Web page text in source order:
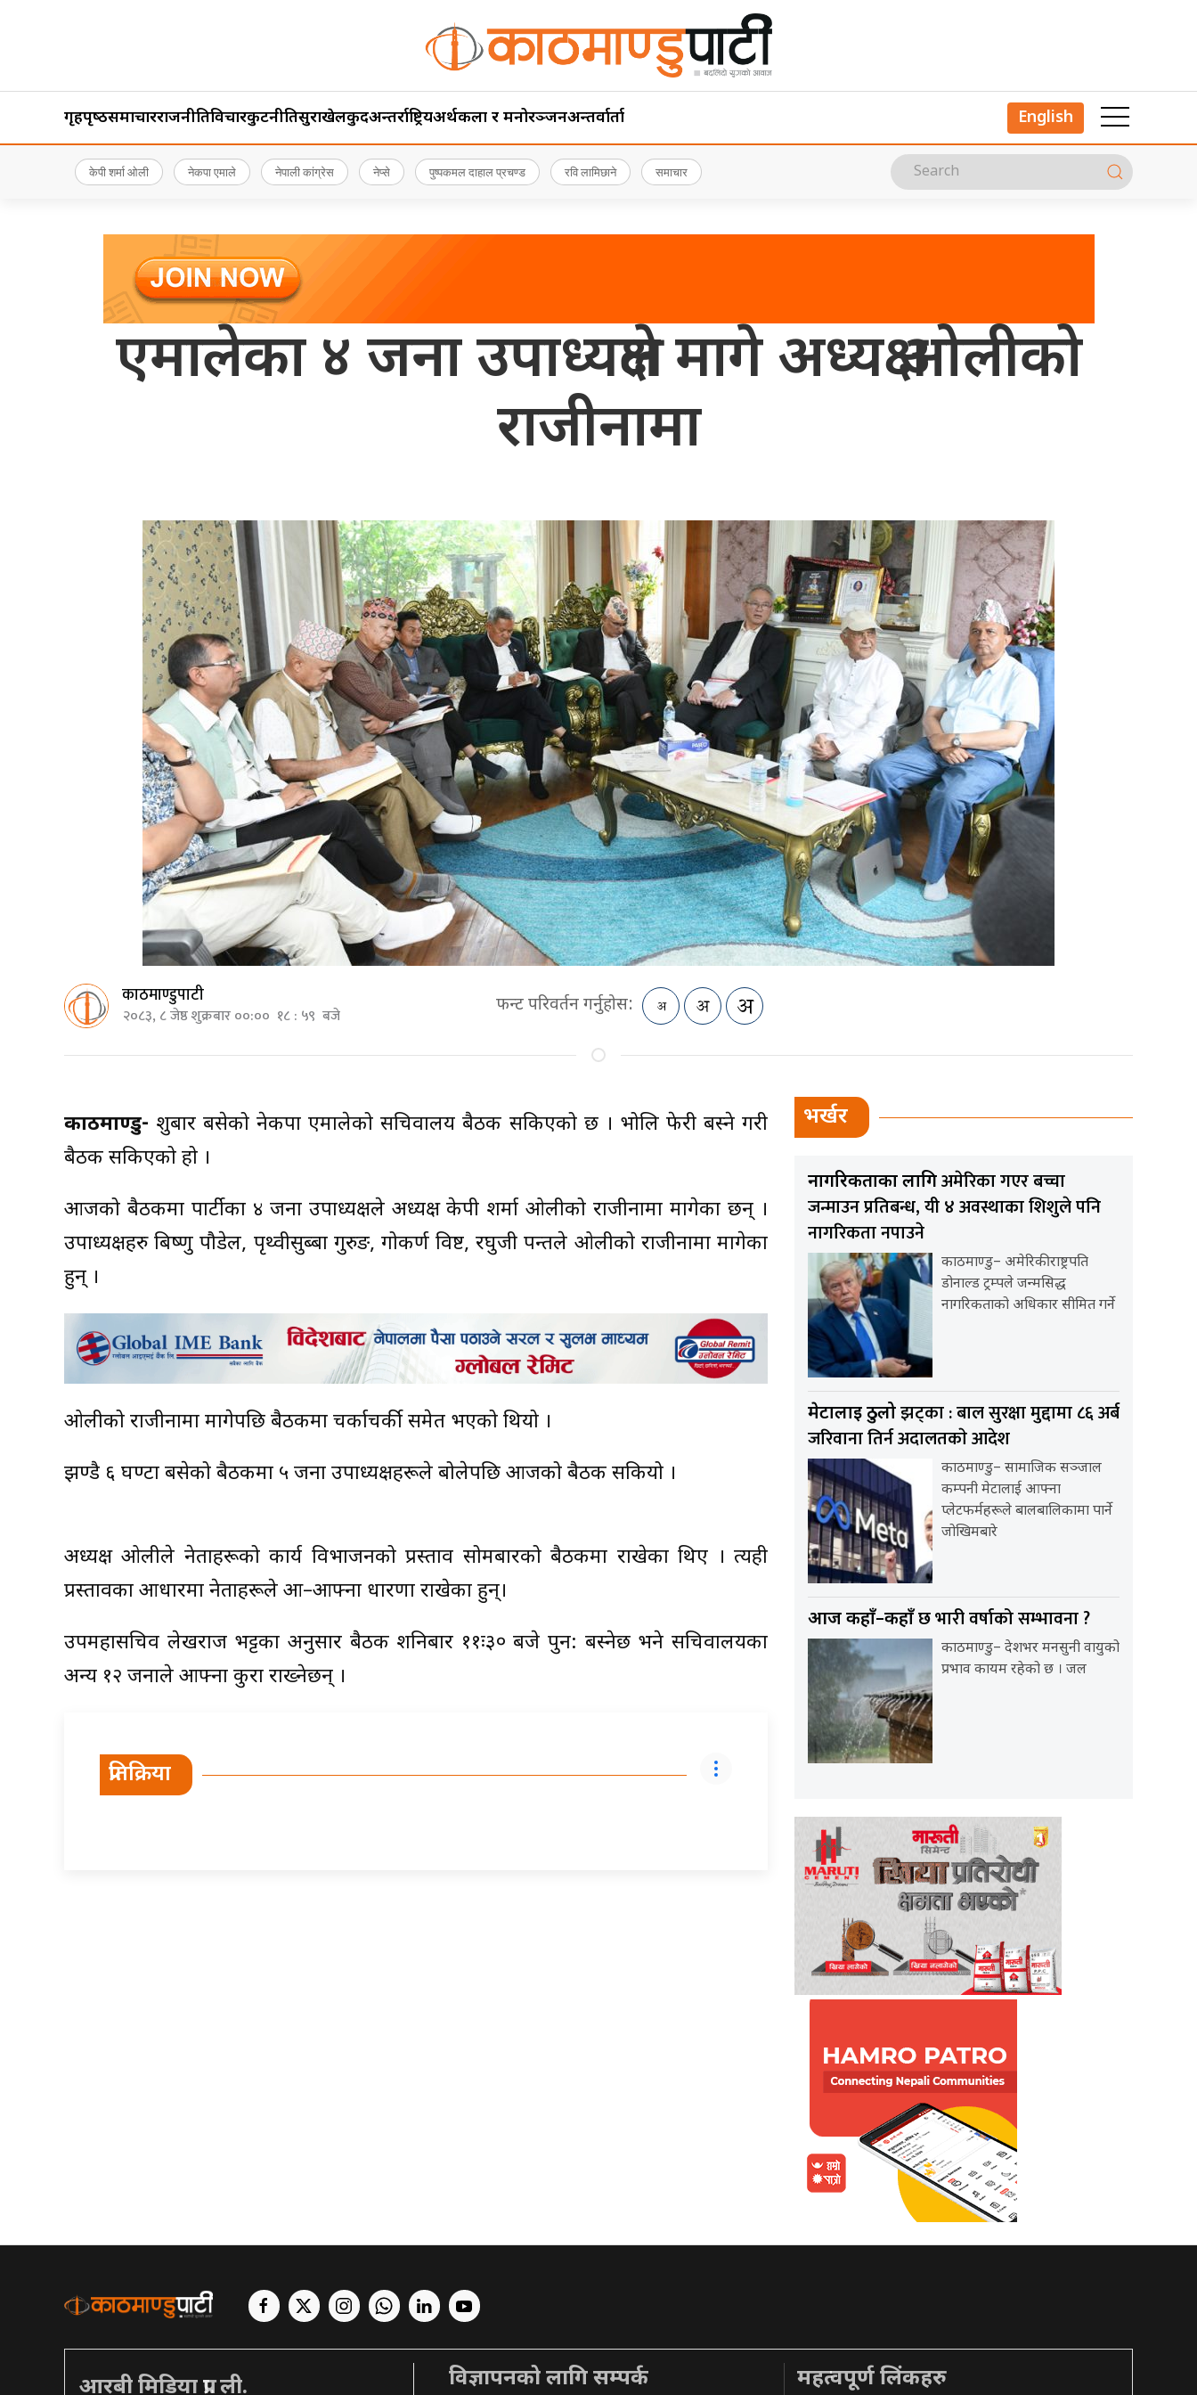
गृहपृष्‍ठसमाचारराजनीतिविचारकुटनीतिसुरक्षाखेलकुदअन्तर्राष्ट्रियअर्थकला र मनोरञ्जनअन्तर्वार्ता English
केपी शर्मा ओली नेकपा एमाले नेपाली कांग्रेस नेप्से पुष्पकमल दाहाल प्रचण्ड रवि लामिछाने समाचार
एमालेका ४ जना उपाध्यक्षले मागे अध्यक्ष ओलीको
राजीनामा
काठमाण्डुपाटी
२०८३, ८ जेष्ठ शुक्रबार ००:०० १८ : ५९ बजे फन्ट परिवर्तन गर्नुहोस:
काठमाण्डु- शुक्रबार बसेको नेकपा एमालेको सचिवालय बैठक सकिएको छ । भोलि फेरी बस्ने गरी
बैठक सकिएको हो ।
आजको बैठकमा पार्टीका ४ जना उपाध्यक्षले अध्यक्ष केपी शर्मा ओलीको राजीनामा मागेका छन् ।
उपाध्यक्षहरु बिष्णु पौडेल, पृथ्वीसुब्बा गुरुङ, गोकर्ण विष्ट, रघुजी पन्तले ओलीको राजीनामा मागेका
हुन् ।
ओलीको राजीनामा मागेपछि बैठकमा चर्काचर्की समेत भएको थियो ।
झण्डै ६ घण्टा बसेको बैठकमा ५ जना उपाध्यक्षहरूले बोलेपछि आजको बैठक सकियो ।
अध्यक्ष ओलीले नेताहरूको कार्य विभाजनको प्रस्ताव सोमबारको बैठकमा राखेका थिए । त्यही
प्रस्तावका आधारमा नेताहरूले आ–आफ्ना धारणा राखेका हुन्।
उपमहासचिव लेखराज भट्टका अनुसार बैठक शनिबार ११ः३० बजे पुन: बस्नेछ भने सचिवालयका
अन्य १२ जनाले आफ्ना कुरा राख्नेछन् ।
प्रतिक्रिया
भर्खर
नागरिकताका लागिअमेरिका गएर बच्चा
जन्माउन प्रतिबन्ध, यी ४ अवस्थाका शिशुले पनि
नागरिकता नपाउने
काठमाण्डु– अमेरिकी राष्ट्रपति
डोनाल्ड ट्रम्पले जन्मसिद्ध
नागरिकताको अधिकार सीमित गर्ने
मेटालाई ठुलोझट्का : बाल सुरक्षा मुद्दामा ८६ अर्ब
जरिवाना तिर्न अदालतकाे आदेश
काठमाण्डु– सामाजिक सञ्जाल
कम्पनी मेटालाई आफ्ना
प्लेटफर्महरूले बालबालिकामा पार्ने
जोखिमबारे
आज कहाँ–कहाँछ भारी वर्षाको सम्भावना ?
काठमाण्डु– देशभर मनसुनी वायुको
प्रभाव कायम रहेको छ । जल
आरबी मिडिया प्रा. ली. विज्ञापनको लागि सम्पर्क महत्वपूर्ण लिंकहरु